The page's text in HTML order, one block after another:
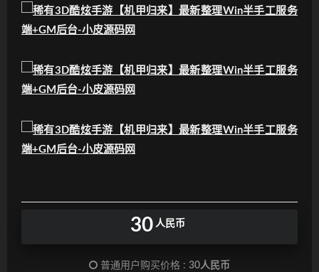
30 人民币
普通用户购买价格 : 30人民币